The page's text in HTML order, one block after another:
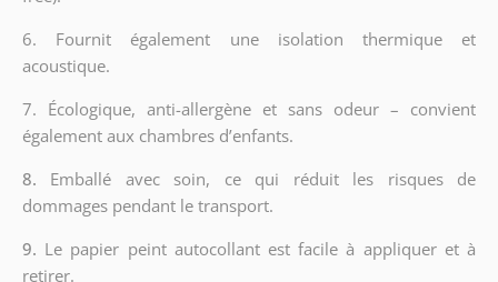
6. Fournit également une isolation thermique et
acoustique.
7. Écologique, anti-allergène et sans odeur – convient
également aux chambres d’enfants.
8. Emballé avec soin, ce qui réduit les risques de
dommages pendant le transport.
9. Le papier peint autocollant est facile à appliquer et à
retirer.